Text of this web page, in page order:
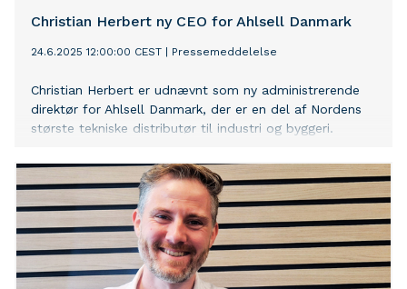
Christian Herbert ny CEO for Ahlsell Danmark
24.6.2025 12:00:00 CEST Pressemeddelelse
Christian Herbert er udnævnt som ny administrerende
direktør for Ahlsell Danmark, der er en del af Nordens
største tekniske distributør til industri og byggeri.